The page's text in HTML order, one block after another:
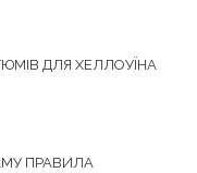
ДЛЯ ХЕЛЛОУЇНА
ПРАВИЛА